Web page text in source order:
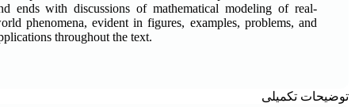
ends with discussions of mathematical modeling of real-
phenomena, evident in figures, examples, problems, and
throughout the text.
توضیحات تکمیلی